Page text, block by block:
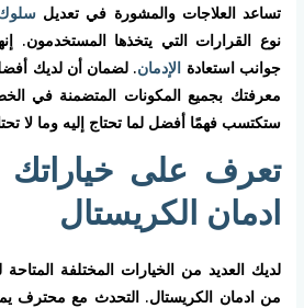
تساعد العلاجات والمشورة في تعديل
نوع القرارات التي يتخذها المستخدمون.
جوانب استعادة الإدمان. لضمان أن لديك
معرفتك بجميع المكونات المتضمنة في
ستكتسب فهمًا أفضل لما تحتاج إليه وما لا
تعرف على
ادمان الكريستال
لديك العديد من الخيارات المختلفة المتاحة
من ادمان الكريستال. التحدث مع محترف